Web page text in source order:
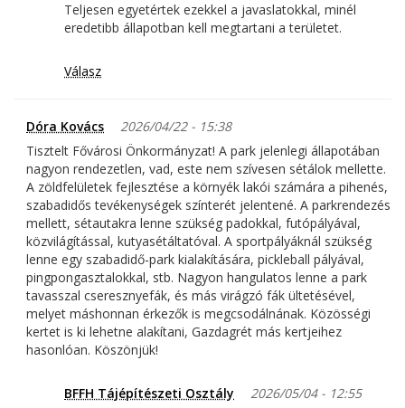
Teljesen egyetértek ezekkel a javaslatokkal, minél
eredetibb állapotban kell megtartani a területet.
Válasz
Dóra Kovács
2026/04/22 - 15:38
Tisztelt Fővárosi Önkormányzat! A park jelenlegi állapotában
nagyon rendezetlen, vad, este nem szívesen sétálok mellette.
A zöldfelületek fejlesztése a környék lakói számára a pihenés,
szabadidős tevékenységek színterét jelentené. A parkrendezés
mellett, sétautakra lenne szükség padokkal, futópályával,
közvilágítással, kutyasétáltatóval. A sportpályáknál szükség
lenne egy szabadidő-park kialakítására, pickleball pályával,
pingpongasztalokkal, stb. Nagyon hangulatos lenne a park
tavasszal cseresznyefák, és más virágzó fák ültetésével,
melyet máshonnan érkezők is megcsodálnának. Közösségi
kertet is ki lehetne alakítani, Gazdagrét más kertjeihez
hasonlóan. Köszönjük!
BFFH Tájépítészeti Osztály
2026/05/04 - 12:55